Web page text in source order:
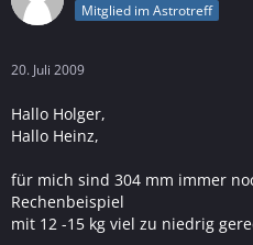
Mitglied im Astrotreff
20. Juli 2009
Hallo Holger,
Hallo Heinz,
für mich sind 304 mm immer
Rechenbeispiel
mit 12 -15 kg viel zu niedrig